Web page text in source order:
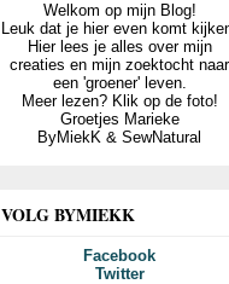
Welkom op mijn Blog!
Leuk dat je hier even komt
Hier lees je alles over mijn
creaties en mijn zoektocht naar
een 'groener' leven.
Meer lezen? Klik op de foto!
Groetjes Marieke
ByMiekK & SewNatural
VOLG BYMIEKK
Facebook
Twitter